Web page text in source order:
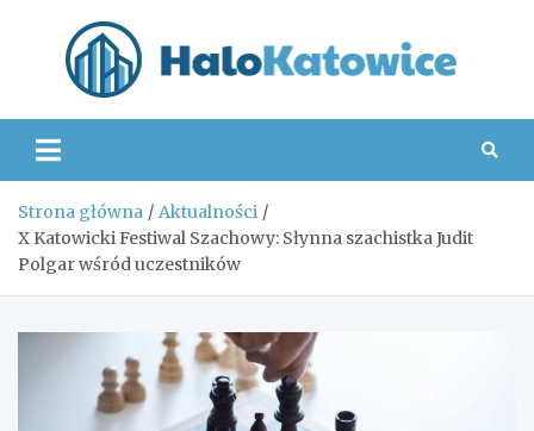
Strona główna
Aktualności
X Katowicki Festiwal Szachowy: Słynna szachistka Judit
Polgar wśród uczestników